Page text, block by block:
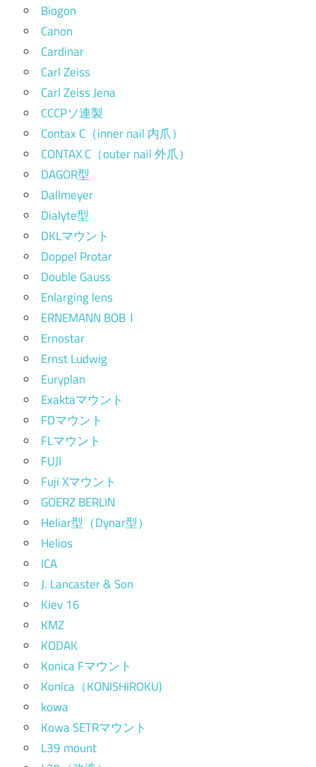
Biogon
Canon
Cardinar
Carl Zeiss
Carl Zeiss Jena
CCCPソ連製
Contax C（inner nail 内爪）
CONTAX C（outer nail 外爪）
DAGOR型
Dallmeyer
Dialyte型
DKLマウント
Doppel Protar
Double Gauss
Enlarging lens
ERNEMANN BOBⅠ
Ernostar
Ernst Ludwig
Euryplan
Exaktaマウント
FDマウント
FLマウント
FUJI
Fuji Xマウント
GOERZ BERLIN
Heliar型（Dynar型）
Helios
ICA
J. Lancaster & Son
Kiev 16
KMZ
KODAK
Konica Fマウント
Konica（KONISHIROKU)
kowa
Kowa SETRマウント
L39 mount